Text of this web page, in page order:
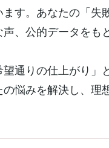
す。あなたの「
、公的データをも
通りの仕上がり」
悩みを解決し、理